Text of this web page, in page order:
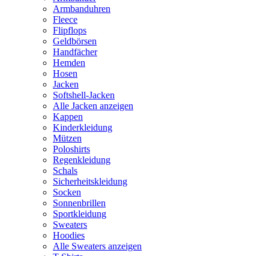
Armbanduhren
Fleece
Flipflops
Geldbörsen
Handfächer
Hemden
Hosen
Jacken
Softshell-Jacken
Alle Jacken anzeigen
Kappen
Kinderkleidung
Mützen
Poloshirts
Regenkleidung
Schals
Sicherheitskleidung
Socken
Sonnenbrillen
Sportkleidung
Sweaters
Hoodies
Alle Sweaters anzeigen